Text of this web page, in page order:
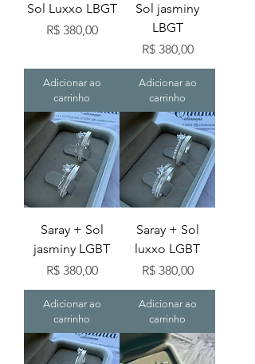
Sol Luxxo LBGT
Preço
R$ 380,00
Adicionar ao
carrinho
Sol jasminy
LBGT
Preço
R$ 380,00
Adicionar ao
carrinho
Saray + Sol
jasminy LGBT
Preço
R$ 380,00
Adicionar ao
carrinho
Saray + Sol
luxxo LGBT
Preço
R$ 380,00
Adicionar ao
carrinho